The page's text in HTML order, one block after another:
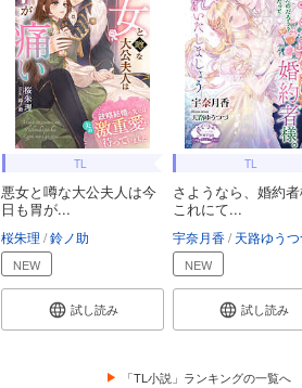
TL
悪女と噂な大公夫人は今
日も胃が...
桜朱理 鈴ノ助
NEW
試し読み
TL
さようなら、婚約
これにて...
宇奈月香 天路ゆう
NEW
試し読み
「TL小説」ランキングの一覧へ